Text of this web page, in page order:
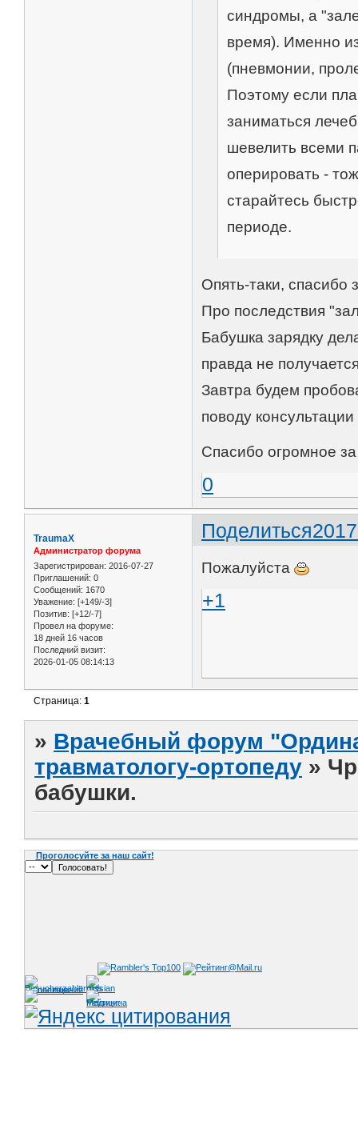
синдромы, а
время). Именно
(пневмонии,
Поэтому если
заниматься
шевелить всеми
оперировать -
старайтесь
периоде.
Опять-таки, спасибо
Про последствия
Бабушка зарядку
правда не
Завтра будем
поводу
Спасибо огромное
0
Поделиться
TraumaX
Администратор форума
Зарегистрирован: 2016-07-27
Приглашений: 0
Сообщений: 1670
Уважение: [+149/-3]
Позитив: [+12/-7]
Провел на форуме:
18 дней 16 часов
Последний визит:
2026-01-05 08:14:13
Пожалуйста
+1
Страница:1
» Врачебный форум
травматологу-ортопеду »
бабушки.
Проголосуйте за наш сайт!